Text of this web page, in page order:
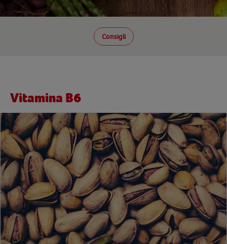
Consigli
Vitamina B6